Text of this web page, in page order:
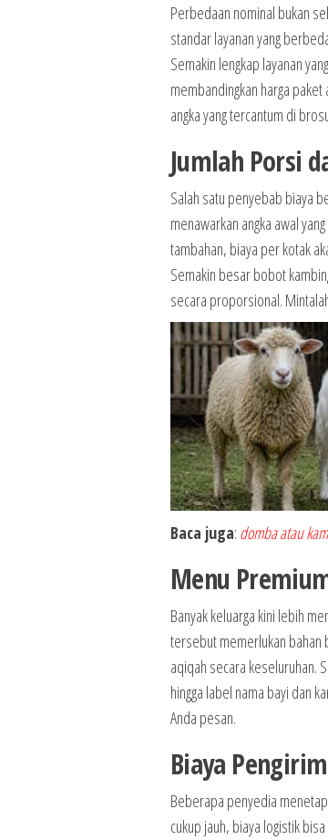
Perbedaan nominal bukan
standar layanan yang
Semakin lengkap layanan
membandingkan harga
angka yang tercantum di
Jumlah Porsi
Salah satu penyebab biaya
menawarkan angka awal
tambahan, biaya per kotak
Semakin besar bobot
secara proporsional.
Baca juga: domba atau
Menu
Banyak keluarga kini lebih
tersebut memerlukan bahan
aqiqah secara keseluruhan.
hingga label nama bayi dan
Anda pesan.
Biaya
Beberapa penyedia
cukup jauh, biaya logistik